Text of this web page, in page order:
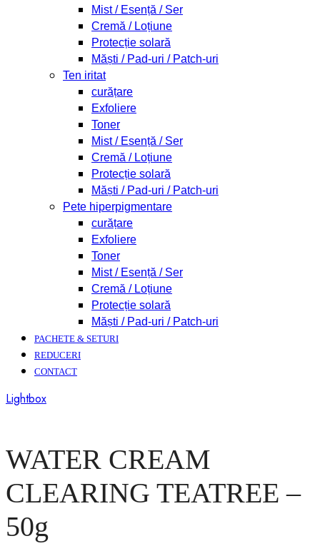
Mist / Esență / Ser
Cremă / Loțiune
Protecție solară
Măști / Pad-uri / Patch-uri
Ten iritat
curățare
Exfoliere
Toner
Mist / Esență / Ser
Cremă / Loțiune
Protecție solară
Măști / Pad-uri / Patch-uri
Pete hiperpigmentare
curățare
Exfoliere
Toner
Mist / Esență / Ser
Cremă / Loțiune
Protecție solară
Măști / Pad-uri / Patch-uri
PACHETE & SETURI
REDUCERI
CONTACT
Lightbox
WATER CREAM
CLEARING TEATREE –
50g